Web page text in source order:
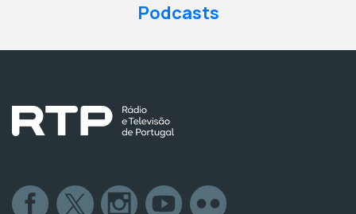
Podcasts